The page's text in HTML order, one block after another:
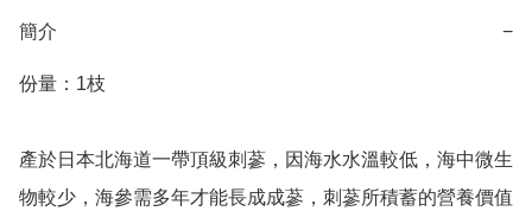
簡介 −
份量：1枝
產於日本北海道一帶頂級刺蔘，因海水水溫較低，海中微生
物較少，海參需多年才能長成成蔘，刺蔘所積蓄的營養價值